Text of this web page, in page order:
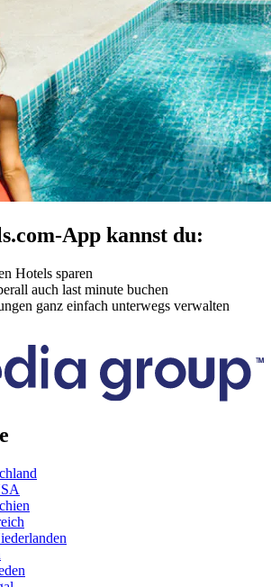
App kannst du:
Hotels sparen
auch last minute buchen
ganz einfach unterwegs verwalten